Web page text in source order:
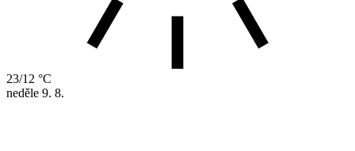
23/12 °C
neděle 9. 8.